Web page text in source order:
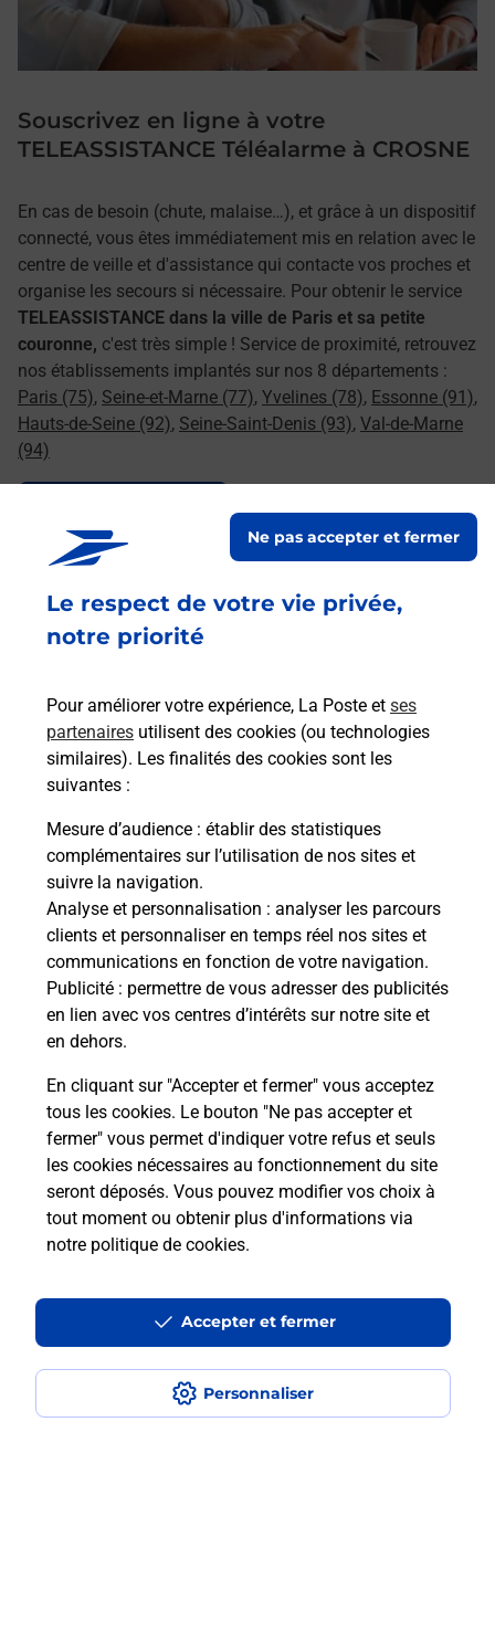
Le respect de votre vie privée,
notre priorité
Pour améliorer votre expérience, La Poste et ses
partenaires utilisent des cookies (ou technologies
similaires). Les finalités des cookies sont les
suivantes :
Mesure d’audience : établir des statistiques
complémentaires sur l’utilisation de nos sites et
suivre la navigation.
Analyse et personnalisation : analyser les parcours
clients et personnaliser en temps réel nos sites et
communications en fonction de votre navigation.
Publicité : permettre de vous adresser des publicités
en lien avec vos centres d’intérêts sur notre site et
en dehors.
En cliquant sur "Accepter et fermer" vous acceptez
tous les cookies. Le bouton "Ne pas accepter et
fermer" vous permet d'indiquer votre refus et seuls
les cookies nécessaires au fonctionnement du site
seront déposés. Vous pouvez modifier vos choix à
tout moment ou obtenir plus d'informations via
notre politique de cookies.
Personnaliser
Ne pas accepter et fermer
Accepter et fermer
Souscrivez en ligne à votre
TELEASSISTANCE Téléalarme à CROSNE
En cas de besoin (chute, malaise…), et grâce à un dispositif
connecté, vous êtes immédiatement mis en relation avec le
centre de veille et d'assistance qui contacte vos proches et
organise les secours si nécessaire. Pour obtenir le service
TELEASSISTANCE dans la ville de Paris et sa petite
couronne, c'est très simple ! Service de proximité, retrouvez
nos établissements implantés sur nos 8 départements :
Paris (75), Seine-et-Marne (77), Yvelines (78), Essonne (91),
Hauts-de-Seine (92), Seine-Saint-Denis (93), Val-de-Marne
(94)
Services
Envoyer un colis
Vous souhaitez envoyer un colis depuis : CROSNE
(91560) ? Découvrez toutes les solutions
proposées par La Poste.
En savoir plus
Questions fréquemment posées
La téléassistance classique avec
médaillon d’alarme qu’est ce que
Comment fonctionne la